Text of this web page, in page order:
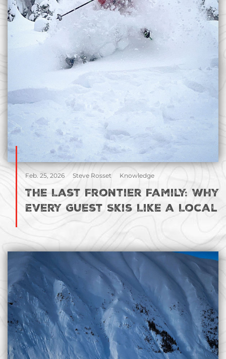
Feb. 25, 2026 Steve Rosset Knowledge
The Last Frontier Family: Why
Every Guest Skis Like a Local